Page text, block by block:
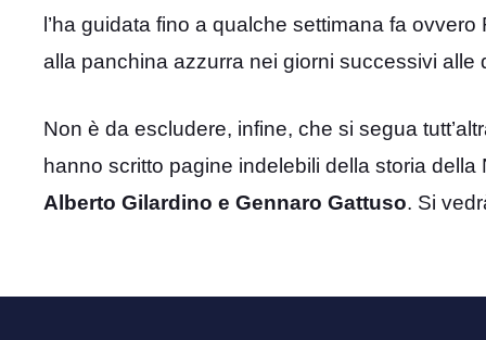
l’ha guidata fino a qualche settimana fa
alla panchina azzurra nei giorni successivi alle
Non è da escludere, infine, che si segua
hanno scritto pagine indelebili della storia
Alberto Gilardino e Gennaro Gattuso. Si